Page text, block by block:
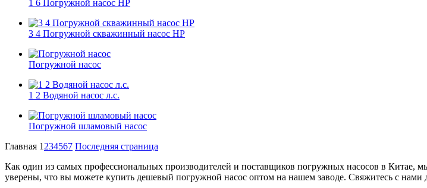
1 6 Погружной насос HP
3 4 Погружной скважинный насос HP
Погружной насос
1 2 Водяной насос л.с.
Погружной шламовый насос
Главная 1 234567 Последняя страница
Как один из самых профессиональных производителей и поставщиков погружных насосов в Китае,
уверены, что вы можете купить дешевый погружной насос оптом на нашем заводе. Свяжитесь с